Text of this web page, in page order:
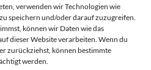
verwenden wir Technologien wie
speichern und/oder darauf zuzugreifen.
können wir Daten wie das
dieser Website verarbeiten. Wenn du
zurückziehst, können bestimmte
werden.
und…
oder…
, Web- und…
eintreibende…